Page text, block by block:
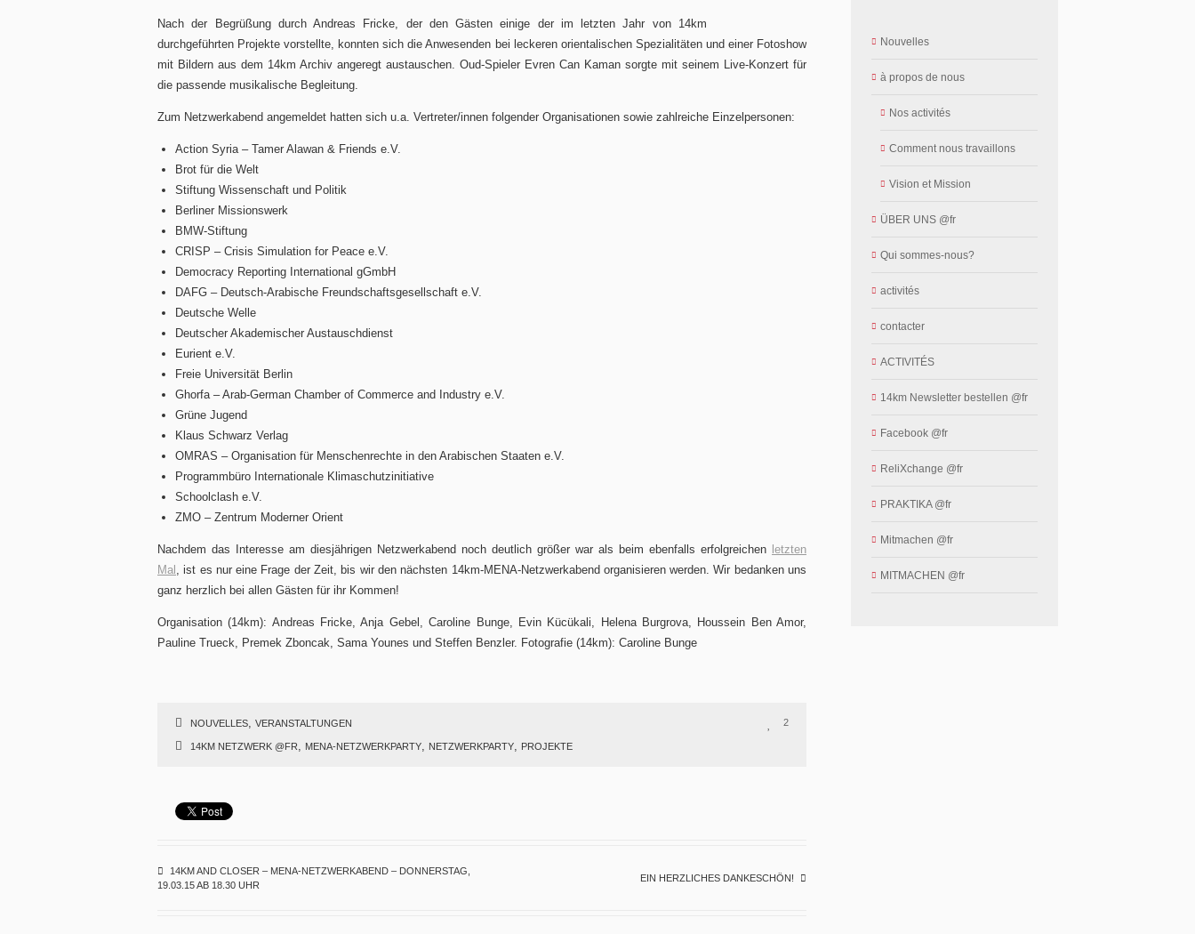
Nach der Begrüßung durch Andreas Fricke, der den Gästen einige der im letzten Jahr von 14km
durchgeführten Projekte vorstellte, konnten sich die Anwesenden bei leckeren orientalischen Spezialitäten und einer Fotoshow
mit Bildern aus dem 14km Archiv angeregt austauschen. Oud-Spieler Evren Can Kaman sorgte mit seinem Live-Konzert für
die passende musikalische Begleitung.
Zum Netzwerkabend angemeldet hatten sich u.a. Vertreter/innen folgender Organisationen sowie zahlreiche Einzelpersonen:
Action Syria – Tamer Alawan & Friends e.V.
Brot für die Welt
Stiftung Wissenschaft und Politik
Berliner Missionswerk
BMW-Stiftung
CRISP – Crisis Simulation for Peace e.V.
Democracy Reporting International gGmbH
DAFG – Deutsch-Arabische Freundschaftsgesellschaft e.V.
Deutsche Welle
Deutscher Akademischer Austauschdienst
Eurient e.V.
Freie Universität Berlin
Ghorfa – Arab-German Chamber of Commerce and Industry e.V.
Grüne Jugend
Klaus Schwarz Verlag
OMRAS – Organisation für Menschenrechte in den Arabischen Staaten e.V.
Programmbüro Internationale Klimaschutzinitiative
Schoolclash e.V.
ZMO – Zentrum Moderner Orient
Nachdem das Interesse am diesjährigen Netzwerkabend noch deutlich größer war als beim ebenfalls erfolgreichen letzten
Mal , ist es nur eine Frage der Zeit, bis wir den nächsten 14km-MENA-Netzwerkabend organisieren werden. Wir bedanken uns
ganz herzlich bei allen Gästen für ihr Kommen!
Organisation (14km): Andreas Fricke, Anja Gebel, Caroline Bunge, Evin Kücükali, Helena Burgrova, Houssein Ben Amor,
Pauline Trueck, Premek Zboncak, Sama Younes und Steffen Benzler. Fotografie (14km): Caroline Bunge
NOUVELLES, VERANSTALTUNGEN
14KM NETZWERK @FR, MENA-NETZWERKPARTY, NETZWERKPARTY, PROJEKTE
2
14KM AND CLOSER – MENA-NETZWERKABEND – DONNERSTAG,
19.03.15 AB 18.30 UHR
EIN HERZLICHES DANKESCHÖN!
Nouvelles
à propos de nous
Nos activités
Comment nous travaillons
Vision et Mission
ÜBER UNS @fr
Qui sommes-nous?
activités
contacter
ACTIVITÉS
14km Newsletter bestellen @fr
Facebook @fr
ReliXchange @fr
PRAKTIKA @fr
Mitmachen @fr
MITMACHEN @fr